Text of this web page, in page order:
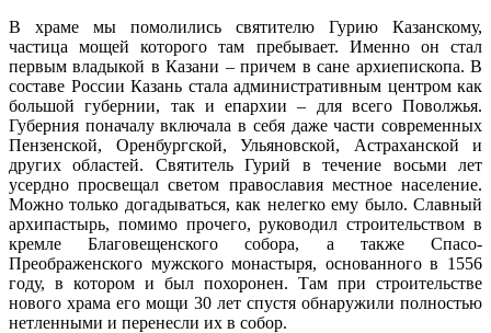
В храме мы помолились святителю Гурию Казанскому,
частица мощей которого там пребывает. Именно он стал
первым владыкой в Казани – причем в сане архиепископа. В
составе России Казань стала административным центром как
большой губернии, так и епархии – для всего Поволжья.
Губерния поначалу включала в себя даже части современных
Пензенской, Оренбургской, Ульяновской, Астраханской и
других областей. Святитель Гурий в течение восьми лет
усердно просвещал светом православия местное население.
Можно только догадываться, как нелегко ему было. Славный
архипастырь, помимо прочего, руководил строительством в
кремле Благовещенского собора, а также Спасо-
Преображенского мужского монастыря, основанного в 1556
году, в котором и был похоронен. Там при строительстве
нового храма его мощи 30 лет спустя обнаружили полностью
нетленными и перенесли их в собор.